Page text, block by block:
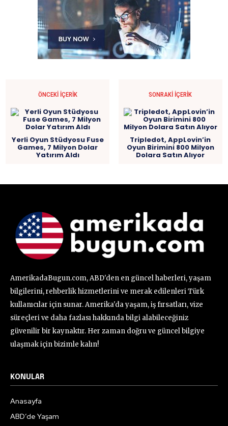
ÖNCEKI İÇERIK
Yerli Oyun Stüdyosu Fuse
Games, 7 Milyon Dolar
Yatırım Aldı
SONRAKI İÇERIK
Tripledot, AppLovin’in
Oyun Birimini 800 Milyon
Dolara Satın Alıyor
AmerikadaBugun.com, ABD'den en güncel haberleri, yaşam
bilgilerini, rehberlik hizmetlerini ve merak edilenleri Türk
kullanıcılar için sunar. Amerika'da yaşam, iş fırsatları, vize
süreçleri ve daha fazlası hakkında bilgi alabileceğiniz
güvenilir bir kaynaktır. Her zaman doğru ve güncel bilgiye
ulaşmak için bizimle kalın!
KONULAR
Anasayfa
ABD’de Yaşam